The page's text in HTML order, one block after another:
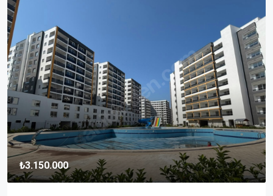
₺3.150.000